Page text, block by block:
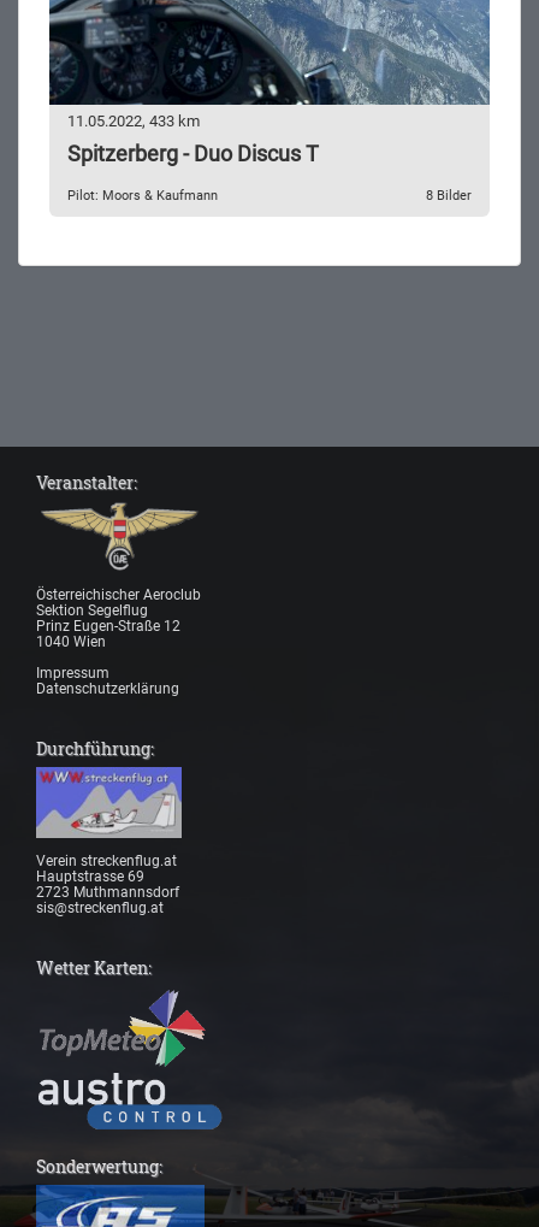
11.05.2022, 433 km
Spitzerberg - Duo Discus T
Pilot: Moors & Kaufmann 8 Bilder
Veranstalter:
Österreichischer Aeroclub
Sektion Segelflug
Prinz Eugen-Straße 12
1040 Wien
Impressum
Datenschutzerklärung
Durchführung:
Verein streckenflug.at
Hauptstrasse 69
2723 Muthmannsdorf
sis@streckenflug.at
Wetter Karten:
Sonderwertung: